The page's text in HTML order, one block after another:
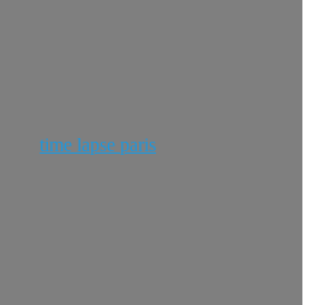
time lapse paris